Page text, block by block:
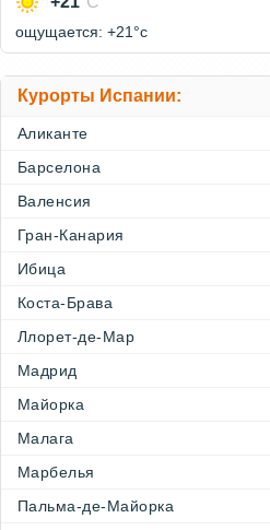
ощущается: +21°c
Курорты Испании:
Аликанте
Барселона
Валенсия
Гран-Канария
Ибица
Коста-Брава
Ллорет-де-Мар
Мадрид
Майорка
Малага
Марбелья
Пальма-де-Майорка